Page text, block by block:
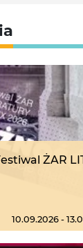
ŻAR
10.09.2026 -